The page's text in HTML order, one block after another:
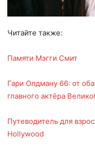
Читайте также:
Памяти Мэгги Смит
Гари Олдману 66: от
главного актёра
Путеводитель для
Hollywood